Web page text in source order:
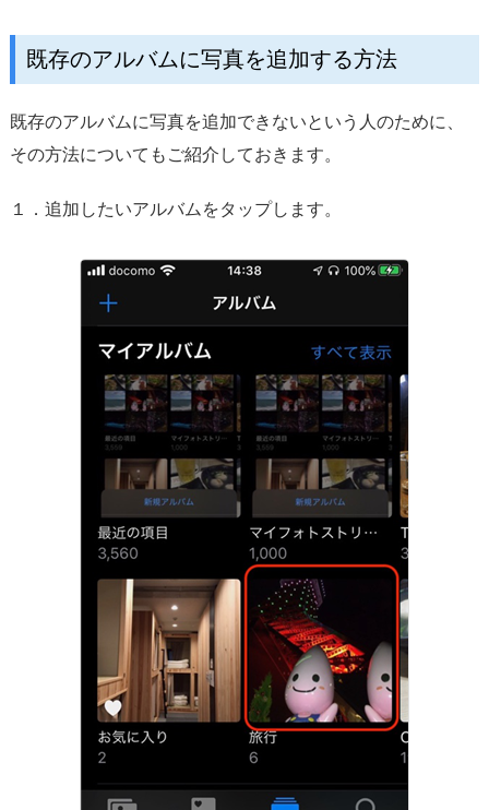
既存のアルバムに写真を追加する方法
既存のアルバムに写真を追加できないという人のために、
その方法についてもご紹介しておきます。
１．追加したいアルバムをタップします。